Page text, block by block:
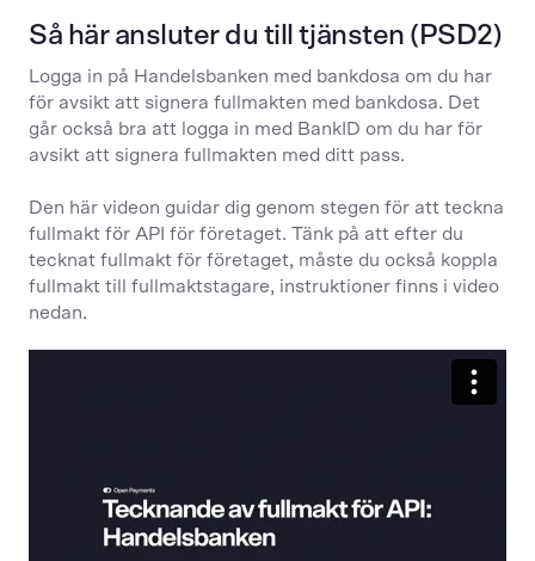
Så här ansluter du till tjänsten (PSD2)
Logga in på Handelsbanken med bankdosa om du har
för avsikt att signera fullmakten med bankdosa. Det
går också bra att logga in med BankID om du har för
avsikt att signera fullmakten med ditt pass.
Den här videon guidar dig genom stegen för att teckna
fullmakt för API för företaget. Tänk på att efter du
tecknat fullmakt för företaget, måste du också koppla
fullmakt till fullmaktstagare, instruktioner finns i video
nedan.